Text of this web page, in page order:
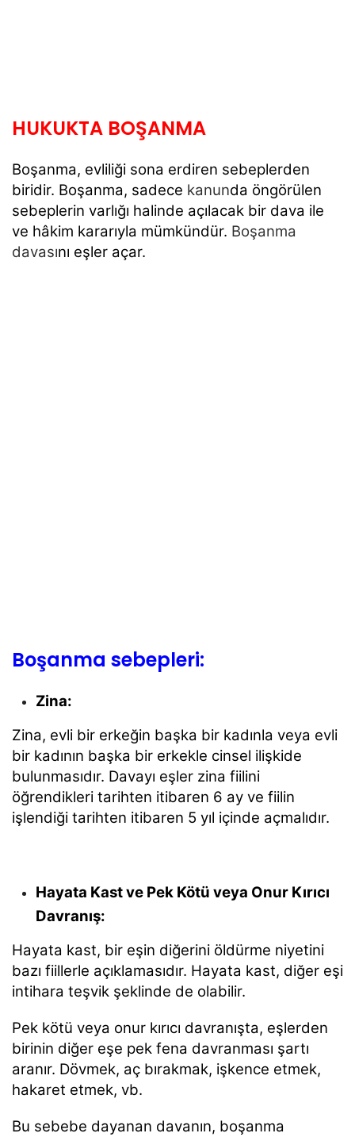
HUKUKTA BOŞANMA
Boşanma, evliliği sona erdiren sebeplerden
biridir. Boşanma, sadece kanunda öngörülen
sebeplerin varlığı halinde açılacak bir dava ile
ve hâkim kararıyla mümkündür. Boşanma
davasını eşler açar.
Boşanma sebepleri:
Zina:
Zina, evli bir erkeğin başka bir kadınla veya evli
bir kadının başka bir erkekle cinsel ilişkide
bulunmasıdır. Davayı eşler zina fiilini
öğrendikleri tarihten itibaren 6 ay ve fiilin
işlendiği tarihten itibaren 5 yıl içinde açmalıdır.
Hayata Kast ve Pek Kötü veya Onur Kırıcı
Davranış:
Hayata kast, bir eşin diğerini öldürme niyetini
bazı fiillerle açıklamasıdır. Hayata kast, diğer eşi
intihara teşvik şeklinde de olabilir.
Pek kötü veya onur kırıcı davranışta, eşlerden
birinin diğer eşe pek fena davranması şartı
aranır. Dövmek, aç bırakmak, işkence etmek,
hakaret etmek, vb.
Bu sebebe dayanan davanın, boşanma